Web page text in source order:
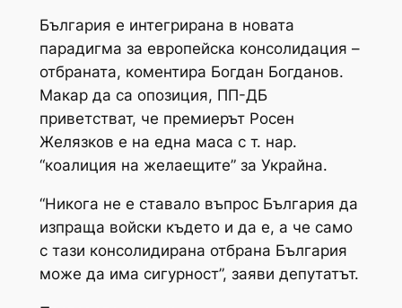
България е интегрирана в новата
парадигма за европейска консолидация –
отбраната, коментира Богдан Богданов.
Макар да са опозиция, ПП-ДБ
приветстват, че премиерът Росен
Желязков е на една маса с т. нар.
“коалиция на желаещите” за Украйна.
“Никога не е ставало въпрос България да
изпраща войски където и да е, а че само
с тази консолидирана отбрана България
може да има сигурност”, заяви депутатът.